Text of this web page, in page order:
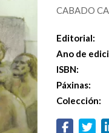
CABADO
Editorial:
Ano de
ISBN:
Páxinas:
Colección: